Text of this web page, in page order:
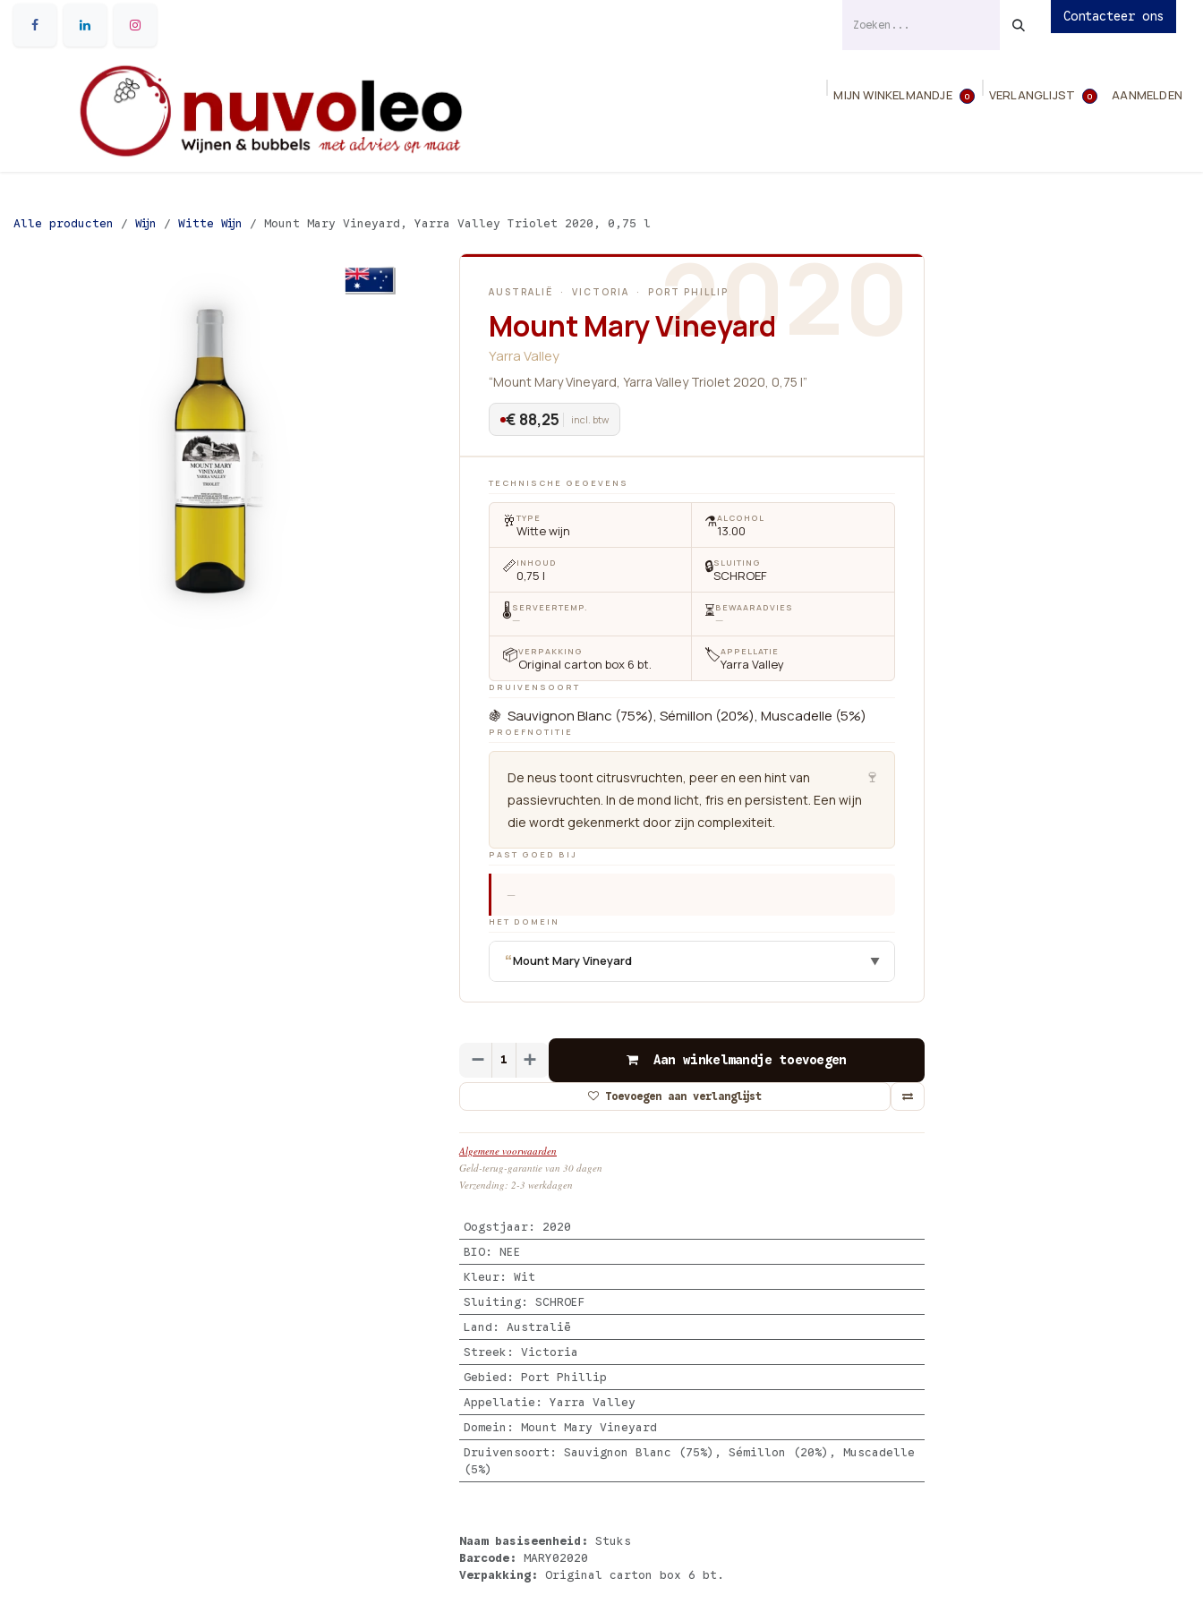
Contacteer ons
0
MIJN WINKELMANDJE 0
VERLANGLIJST
AANMELDEN
Alle producten Wijn Witte Wijn Mount Mary Vineyard, Yarra Valley Triolet 2020, 0,75 l
2020
AUSTRALIË · VICTORIA · PORT PHILLIP
Mount Mary Vineyard
Yarra Valley
“Mount Mary Vineyard, Yarra Valley Triolet 2020, 0,75 l”
€ 88,25 incl. btw
TECHNISCHE GEGEVENS
🥂 TYPE
Witte wijn ⚗️ALCOHOL
13.00
📏INHOUD
0,75 l 🔒SLUITING
SCHROEF
🌡SERVEERTEMP.
— ⏳BEWAARADVIES
—
📦VERPAKKING
Original carton box 6 bt. 🏷APPELLATIE
Yarra Valley
DRUIVENSOORT
🍇 Sauvignon Blanc (75%), Sémillon (20%), Muscadelle (5%)
PROEFNOTITIE
🍷
De neus toont citrusvruchten, peer en een hint van
passievruchten. In de mond licht, fris en persistent. Een wijn
die wordt gekenmerkt door zijn complexiteit.
PAST GOED BIJ
—
HET DOMEIN
“Mount Mary Vineyard ▼
Aan winkelmandje toevoegen
Toevoegen aan verlanglijst
Algemene voorwaarden
Geld-terug-garantie van 30 dagen
Verzending: 2-3 werkdagen
Oogstjaar: 2020
BIO: NEE
Kleur: Wit
Sluiting: SCHROEF
Land : Australië
Streek : Victoria
Gebied : Port Phillip
Appellatie : Yarra Valley
Domein : Mount Mary Vineyard
Druivensoort : Sauvignon Blanc (75%), Sémillon (20%), Muscadelle
(5%)
Naam basiseenheid: Stuks
Barcode: MARY02020
Verpakking: Original carton box 6 bt.